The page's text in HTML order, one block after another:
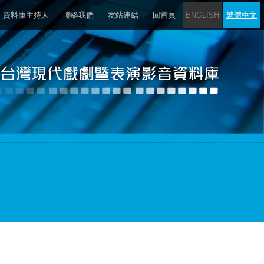
資料庫主持人 聯絡我們 友站連結 回首頁 ENGLISH 繁體中文